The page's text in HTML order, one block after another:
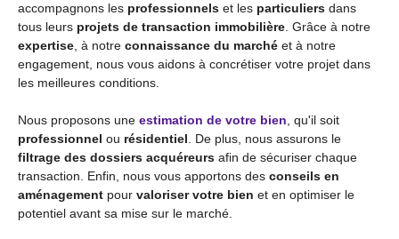
accompagnons les professionnels et les particuliers dans
tous leurs projets de transaction immobilière . Grâce à notre
expertise , à notre connaissance du marché et à notre
engagement, nous vous aidons à concrétiser votre projet dans
les meilleures conditions.
Nous proposons une estimation de votre bien , qu'il soit
professionnel ou résidentiel . De plus, nous assurons le
filtrage des dossiers acquéreurs afin de sécuriser chaque
transaction. Enfin, nous vous apportons des conseils en
aménagement pour valoriser votre bien et en optimiser le
potentiel avant sa mise sur le marché.